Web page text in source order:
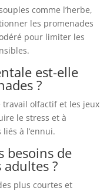
comme l’herbe,
les promenades
pour limiter les
est-elle
?
olfactif et les jeux
le stress et à
à l’ennui.
besoins de
?
plus courtes et